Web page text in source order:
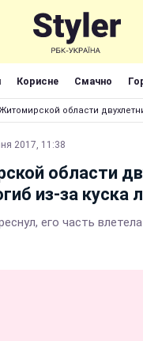
Корисне Смачно
области
2017, 11:38
области
из-за куска
его часть